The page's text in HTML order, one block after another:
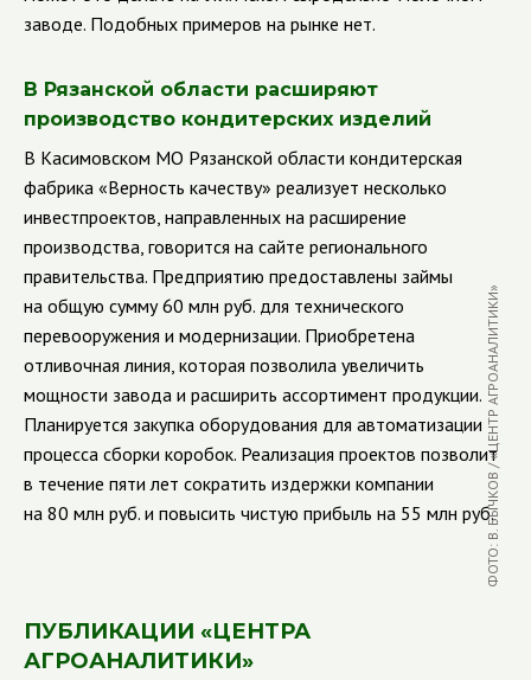
заводе. Подобных примеров на рынке нет.
В Рязанской области расширяют
производство кондитерских изделий
В Касимовском МО Рязанской области кондитерская
фабрика «Верность качеству» реализует несколько
инвестпроектов, направленных на расширение
производства, говорится на сайте регионального
правительства. Предприятию предоставлены займы
на общую сумму 60 млн руб. для технического
перевооружения и модернизации. Приобретена
отливочная линия, которая позволила увеличить
мощности завода и расширить ассортимент продукции.
Планируется закупка оборудования для автоматизации
процесса сборки коробок. Реализация проектов позволит
в течение пяти лет сократить издержки компании
на 80 млн руб. и повысить чистую прибыль на 55 млн руб.ФОТО: В. БЫЧКОВ / «ЦЕНТР АГРОАНАЛИТИКИ»
ПУБЛИКАЦИИ «ЦЕНТРА
АГРОАНАЛИТИКИ»